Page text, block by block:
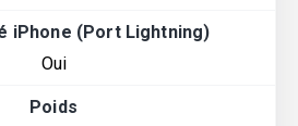
iPhone (Port Lightning)
Oui
Poids